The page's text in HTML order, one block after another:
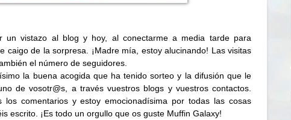
un vistazo al blog y hoy, al conectarme a media tarde para
caigo de la sorpresa. ¡Madre mía, estoy alucinando! Las visitas
el número de seguidores.
la buena acogida que ha tenido sorteo y la difusión que le
de vosotr@s, a través vuestros blogs y vuestros contactos.
los comentarios y estoy emocionadísima por todas las cosas
escrito. ¡Es todo un orgullo que os guste Muffin Galaxy!